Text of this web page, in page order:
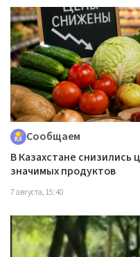
Сообщаем
В Казахстане снизились
значимых продуктов
7 августа, 15:40